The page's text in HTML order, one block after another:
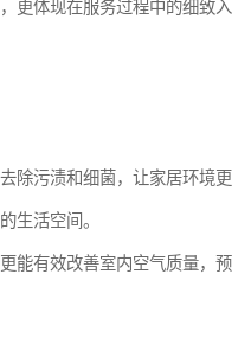
更体现在服务过程中的细致入
除污渍和细菌，让家居环境更
生活空间。
能有效改善室内空气质量，预